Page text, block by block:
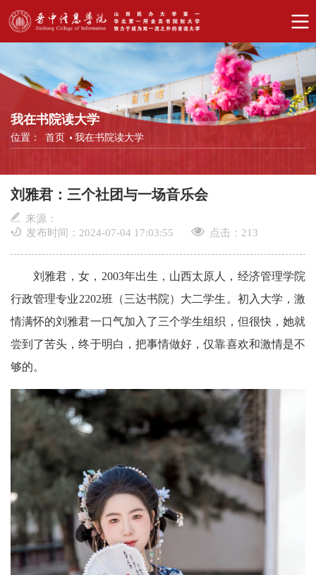
我在书院读大学
位置： 首页 我在书院读大学
刘雅君：三个社团与一场音乐会
来源：
发布时间：2024-07-04 17:03:55
点击： 213
刘雅君，女，2003年出生，山西太原人，经济管理学院
行政管理专业2202班（三达书院）大二学生。初入大学，激
情满怀的刘雅君一口气加入了三个学生组织，但很快，她就
尝到了苦头，终于明白，把事情做好，仅靠喜欢和激情是不
够的。